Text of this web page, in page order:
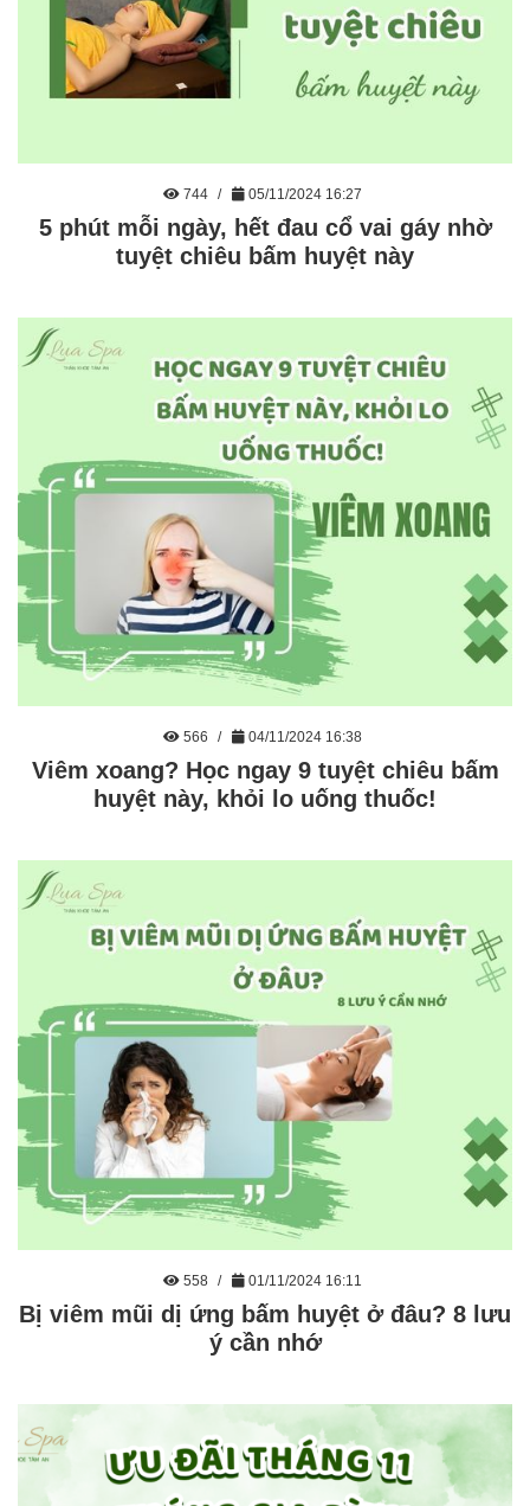
744 05/11/2024 16:27
5 phút mỗi ngày, hết đau cổ vai gáy nhờ
tuyệt chiêu bấm huyệt này
566 04/11/2024 16:38
Viêm xoang? Học ngay 9 tuyệt chiêu bấm
huyệt này, khỏi lo uống thuốc!
558 01/11/2024 16:11
Bị viêm mũi dị ứng bấm huyệt ở đâu? 8 lưu
ý cần nhớ